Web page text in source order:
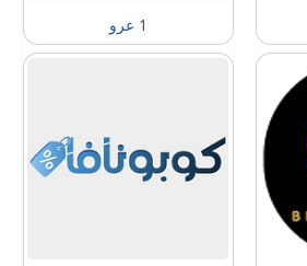
1 عرو